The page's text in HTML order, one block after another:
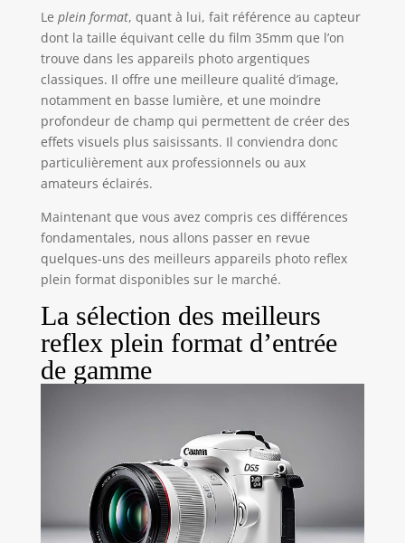
Le plein format, quant à lui, fait référence au capteur
dont la taille équivant celle du film 35mm que l’on
trouve dans les appareils photo argentiques
classiques. Il offre une meilleure qualité d’image,
notamment en basse lumière, et une moindre
profondeur de champ qui permettent de créer des
effets visuels plus saisissants. Il conviendra donc
particulièrement aux professionnels ou aux
amateurs éclairés.
Maintenant que vous avez compris ces différences
fondamentales, nous allons passer en revue
quelques-uns des meilleurs appareils photo reflex
plein format disponibles sur le marché.
La sélection des meilleurs
reflex plein format d’entrée
de gamme